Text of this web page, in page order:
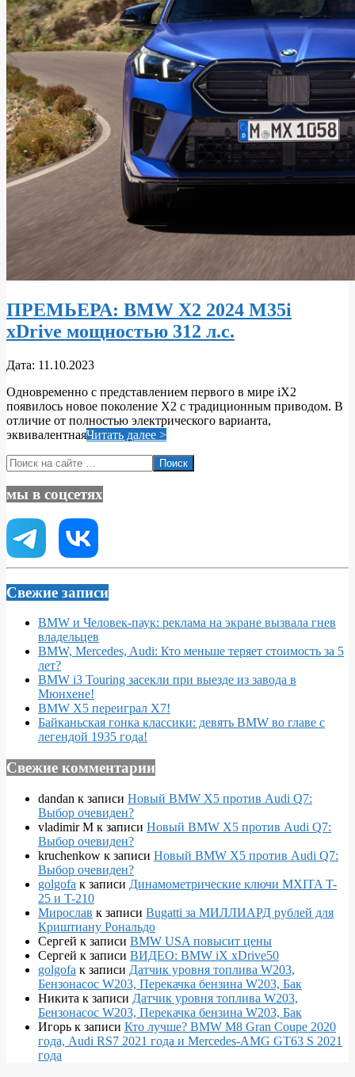
ПРЕМЬЕРА: BMW X2 2024 M35i
xDrive мощностью 312 л.с.
2023-
11
Дата: 11.10.2023
Одновременно с представлением первого в мире iX2
появилось новое поколение X2 с традиционным приводом. В
отличие от полностью электрического варианта,
эквивалентнаяЧитать далее >
Поиск
мы в соцсетях
Свежие записи
BMW и Человек-паук: реклама на экране вызвала гнев
владельцев
BMW, Mercedes, Audi: Кто меньше теряет стоимость за 5
лет?
BMW i3 Touring засекли при выезде из завода в
Мюнхене!
BMW X5 переиграл X7!
Байканьская гонка классики: девять BMW во главе с
легендой 1935 года!
Свежие комментарии
dandan к записи Новый BMW X5 против Audi Q7:
Выбор очевиден?
vladimir M к записи Новый BMW X5 против Audi Q7:
Выбор очевиден?
kruchenkow к записи Новый BMW X5 против Audi Q7:
Выбор очевиден?
golgofa к записи Динамометрические ключи MXITA T-
25 и T-210
Мирослав к записи Bugatti за МИЛЛИАРД рублей для
Криштиану Рональдо
Сергей к записи BMW USA повысит цены
Сергей к записи ВИДЕО: BMW iX xDrive50
golgofa к записи Датчик уровня топлива W203,
Бензонасос W203, Перекачка бензина W203, Бак
Никита к записи Датчик уровня топлива W203,
Бензонасос W203, Перекачка бензина W203, Бак
Игорь к записи Кто лучше? BMW M8 Gran Coupe 2020
года, Audi RS7 2021 года и Mercedes-AMG GT63 S 2021
года